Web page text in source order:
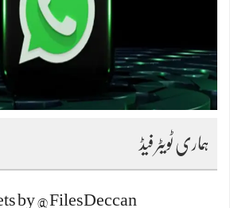
ہماری ٹویٹر فیڈ
by @FilesDeccan